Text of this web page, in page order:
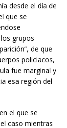
desde el día de
que se
grupos
de que
policiacos,
fue marginal y
esa región del
el que se
caso mientras